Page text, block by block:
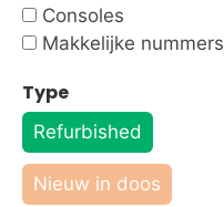
Consoles
Makkelijke nummers
Type
Refurbished
Nieuw in doos